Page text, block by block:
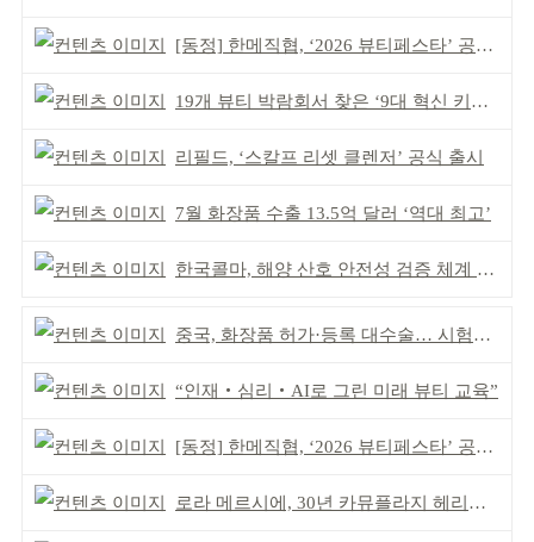
[동정] 한메직협, ‘2026 뷰티페스타’ 공동 주최
19개 뷰티 박람회서 찾은 ‘9대 혁신 키워드’
리필드, ‘스칼프 리셋 클렌저’ 공식 출시
7월 화장품 수출 13.5억 달러 ‘역대 최고’
한국콜마, 해양 산호 안전성 검증 체계 구축
중국, 화장품 허가·등록 대수술… 시험자료 공용 허용
“인재‧심리‧AI로 그린 미래 뷰티 교육”
[동정] 한메직협, ‘2026 뷰티페스타’ 공동 주최
로라 메르시에, 30년 카뮤플라지 헤리티지 담아